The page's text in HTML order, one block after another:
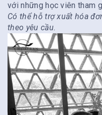
với những học viên tham
Có thể hỗ trợ xuất hóa
theo yêu cầu.